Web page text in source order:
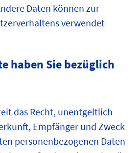
Daten können zur
verwendet
haben Sie bezüglich
das Recht, unentgeltlich
Empfänger und Zweck
personenbezogenen Daten